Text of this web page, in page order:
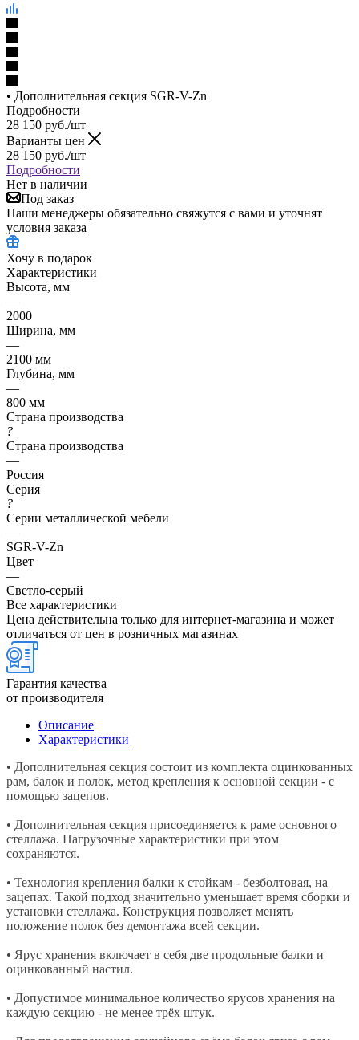
• Дополнительная секция SGR-V-Zn
Подробности
28 150 руб./шт
Варианты цен
28 150 руб./шт
Подробности
Нет в наличии
Под заказ
Наши менеджеры обязательно свяжутся с вами и уточнят
условия заказа
Хочу в подарок
Характеристики
Высота, мм
—
2000
Ширина, мм
—
2100 мм
Глубина, мм
—
800 мм
Страна производства
?
Страна производства
—
Россия
Серия
?
Серии металлической мебели
—
SGR-V-Zn
Цвет
—
Светло-серый
Все характеристики
Цена действительна только для интернет-магазина и может
отличаться от цен в розничных магазинах
Гарантия качества
от производителя
Описание
Характеристики
• Дополнительная секция состоит из комплекта оцинкованных
рам, балок и полок, метод крепления к основной секции - с
помощью зацепов.
• Дополнительная секция присоединяется к раме основного
стеллажа. Нагрузочные характеристики при этом
сохраняются.
• Технология крепления балки к стойкам - безболтовая, на
зацепах. Такой подход значительно уменьшает время сборки и
установки стеллажа. Конструкция позволяет менять
положение полок без демонтажа всей секции.
• Ярус хранения включает в себя две продольные балки и
оцинкованный настил.
• Допустимое минимальное количество ярусов хранения на
каждую секцию - не менее трёх штук.